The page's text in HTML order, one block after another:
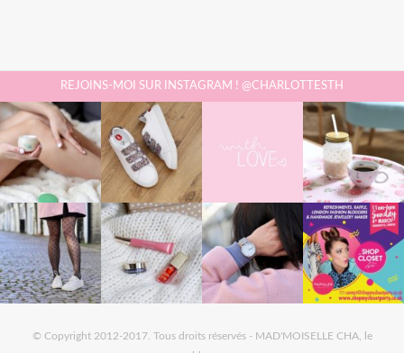
REJOINS-MOI SUR INSTAGRAM ! @CHARLOTTESTH
© Copyright 2012-2017. Tous droits réservés - MAD'MOISELLE CHA, le